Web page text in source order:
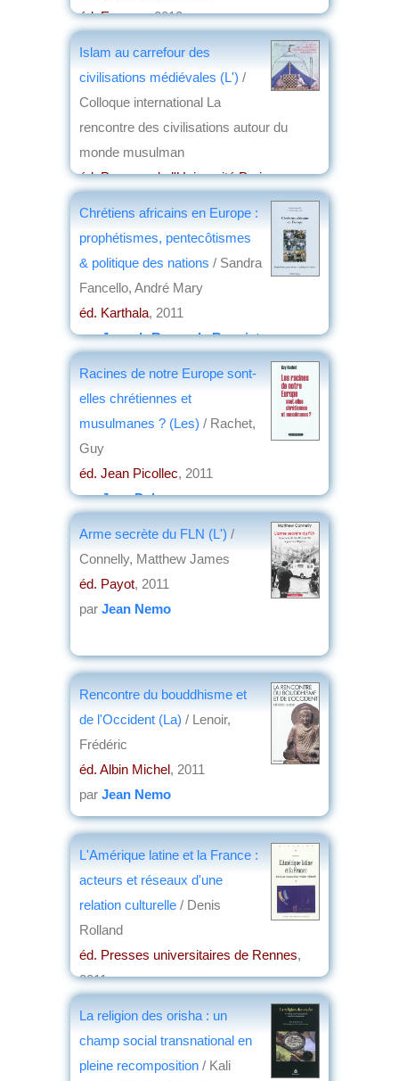
éd. Errance, 2012
Islam au carrefour des
civilisations médiévales (L') /
Colloque international La
rencontre des civilisations autour du
monde musulman
éd. Presses de l'Université Paris-
Chrétiens africains en Europe :
prophétismes, pentecôtismes
& politique des nations / Sandra
Fancello, André Mary
éd. Karthala, 2011
parJoseph-Roger de Benoist
Racines de notre Europe sont-
elles chrétiennes et
musulmanes ? (Les) / Rachet,
Guy
éd. Jean Picollec, 2011
parJean Delaneau
Arme secrète du FLN (L') /
Connelly, Matthew James
éd. Payot, 2011
par Jean Nemo
Rencontre du bouddhisme et
de l'Occident (La) / Lenoir,
Frédéric
éd. Albin Michel, 2011
par Jean Nemo
L'Amérique latine et la France :
acteurs et réseaux d'une
relation culturelle / Denis
Rolland
éd. Presses universitaires de Rennes,
2011
La religion des orisha : un
champ social transnational en
pleine recomposition / Kali